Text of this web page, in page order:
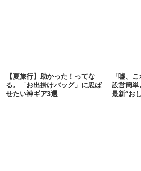
【夏旅行】助かった！ってな
る。「お出掛けバッグ」に忍ば
せたい神ギア3選
「嘘、
設営簡
最新“お